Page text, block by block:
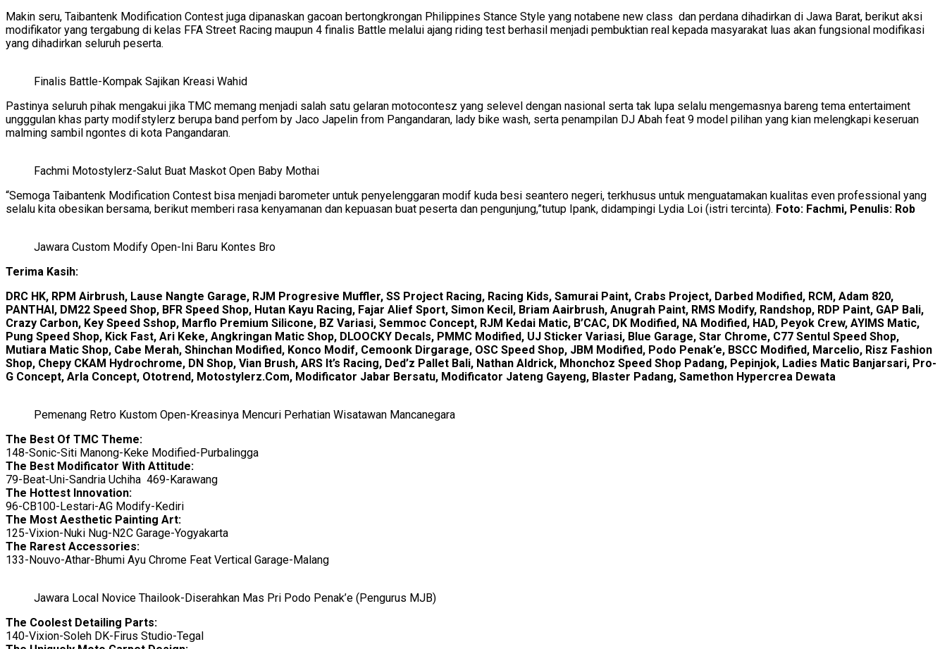
Makin seru, Taibantenk Modification Contest juga dipanaskan gacoan bertongkrongan Philippines Stance Style yang notabene new class dan perdana dihadirkan di Jawa Barat, berikut aksi
modifikator yang tergabung di kelas FFA Street Racing maupun 4 finalis Battle melalui ajang riding test berhasil menjadi pembuktian real kepada masyarakat luas akan fungsional modifikasi
yang dihadirkan seluruh peserta.
Finalis Battle-Kompak Sajikan Kreasi Wahid
Pastinya seluruh pihak mengakui jika TMC memang menjadi salah satu gelaran motocontesz yang selevel dengan nasional serta tak lupa selalu mengemasnya bareng tema entertaiment
ungggulan khas party modifstylerz berupa band perfom by Jaco Japelin from Pangandaran, lady bike wash, serta penampilan DJ Abah feat 9 model pilihan yang kian melengkapi keseruan
malming sambil ngontes di kota Pangandaran.
Fachmi Motostylerz-Salut Buat Maskot Open Baby Mothai
“Semoga Taibantenk Modification Contest bisa menjadi barometer untuk penyelenggaran modif kuda besi seantero negeri, terkhusus untuk menguatamakan kualitas even professional yang
selalu kita obesikan bersama, berikut memberi rasa kenyamanan dan kepuasan buat peserta dan pengunjung,”tutup Ipank, didampingi Lydia Loi (istri tercinta). Foto: Fachmi, Penulis: Rob
Jawara Custom Modify Open-Ini Baru Kontes Bro
Terima Kasih:
DRC HK, RPM Airbrush, Lause Nangte Garage, RJM Progresive Muffler, SS Project Racing, Racing Kids, Samurai Paint, Crabs Project, Darbed Modified, RCM, Adam 820,
PANTHAI, DM22 Speed Shop, BFR Speed Shop, Hutan Kayu Racing, Fajar Alief Sport, Simon Kecil, Briam Aairbrush, Anugrah Paint, RMS Modify, Randshop, RDP Paint, GAP Bali,
Crazy Carbon, Key Speed Sshop, Marflo Premium Silicone, BZ Variasi, Semmoc Concept, RJM Kedai Matic, B’CAC, DK Modified, NA Modified, HAD, Peyok Crew, AYIMS Matic,
Pung Speed Shop, Kick Fast, Ari Keke, Angkringan Matic Shop, DLOOCKY Decals, PMMC Modified, UJ Sticker Variasi, Blue Garage, Star Chrome, C77 Sentul Speed Shop,
Mutiara Matic Shop, Cabe Merah, Shinchan Modified, Konco Modif, Cemoonk Dirgarage, OSC Speed Shop, JBM Modified, Podo Penak’e, BSCC Modified, Marcelio, Risz Fashion
Shop, Chepy CKAM Hydrochrome, DN Shop, Vian Brush, ARS It’s Racing, Ded’z Pallet Bali, Nathan Aldrick, Mhonchoz Speed Shop Padang, Pepinjok, Ladies Matic Banjarsari, Pro-
G Concept, Arla Concept, Ototrend, Motostylerz.Com, Modificator Jabar Bersatu, Modificator Jateng Gayeng, Blaster Padang, Samethon Hypercrea Dewata
Pemenang Retro Kustom Open-Kreasinya Mencuri Perhatian Wisatawan Mancanegara
The Best Of TMC Theme:
148-Sonic-Siti Manong-Keke Modified-Purbalingga
The Best Modificator With Attitude:
79-Beat-Uni-Sandria Uchiha 469-Karawang
The Hottest Innovation:
96-CB100-Lestari-AG Modify-Kediri
The Most Aesthetic Painting Art:
125-Vixion-Nuki Nug-N2C Garage-Yogyakarta
The Rarest Accessories:
133-Nouvo-Athar-Bhumi Ayu Chrome Feat Vertical Garage-Malang
Jawara Local Novice Thailook-Diserahkan Mas Pri Podo Penak’e (Pengurus MJB)
The Coolest Detailing Parts:
140-Vixion-Soleh DK-Firus Studio-Tegal